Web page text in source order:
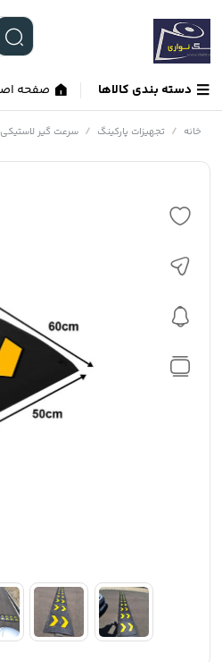
دسته بندی کالاها صفحه
خانه / تجهیزات پارکینگ / سرعت گیر لاستیکی